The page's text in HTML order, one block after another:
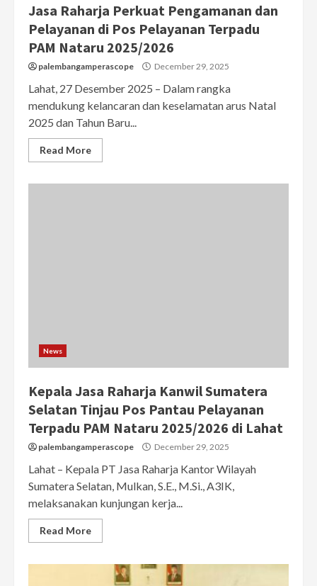
Jasa Raharja Perkuat Pengamanan dan
Pelayanan di Pos Pelayanan Terpadu
PAM Nataru 2025/2026
palembangamperascope December 29, 2025
Lahat, 27 Desember 2025 – Dalam rangka
mendukung kelancaran dan keselamatan arus Natal
2025 dan Tahun Baru...
Read More
News
Kepala Jasa Raharja Kanwil Sumatera
Selatan Tinjau Pos Pantau Pelayanan
Terpadu PAM Nataru 2025/2026 di Lahat
palembangamperascope December 29, 2025
Lahat – Kepala PT Jasa Raharja Kantor Wilayah
Sumatera Selatan, Mulkan, S.E., M.Si., A3IK,
melaksanakan kunjungan kerja...
Read More